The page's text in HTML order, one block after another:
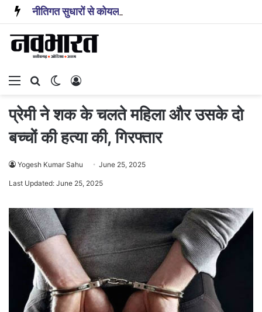
Menu Search forSwitch skin
प्रेमी ने शक के चलते महिला और उसके दो
बच्चों की हत्या की, गिरफ्तार
Yogesh Kumar Sahu June 25, 2025
Last Updated: June 25, 2025